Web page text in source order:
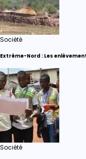
Société
Extrême-Nord : Les
Société